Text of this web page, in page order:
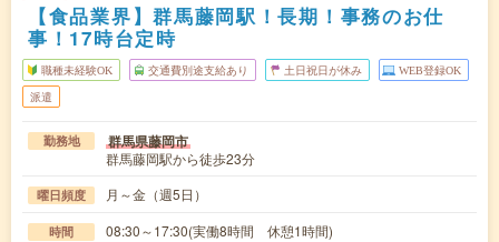
【食品業界】群馬藤岡駅！長期！事務のお仕
事！17時台定時
職種未経験OK 交通費別途支給あり 土日祝日が休み WEB登録OK
派遣
勤務地 群馬県藤岡市
群馬藤岡駅から徒歩23分
曜日頻度 月～金（週5日）
時間 08:30～17:30(実働8時間 休憩1時間)